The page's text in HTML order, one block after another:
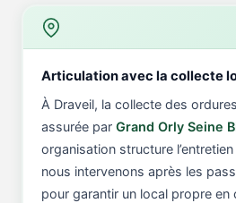
Articulation avec la collecte
À Draveil, la collecte des
assurée par Grand Orly Seine
organisation structure
nous intervenons après les
pour garantir un local propre en